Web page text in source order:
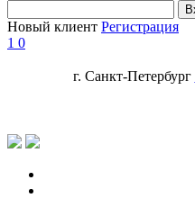
Новый клиент Регистрация
1 0
г. Санкт-Петербург